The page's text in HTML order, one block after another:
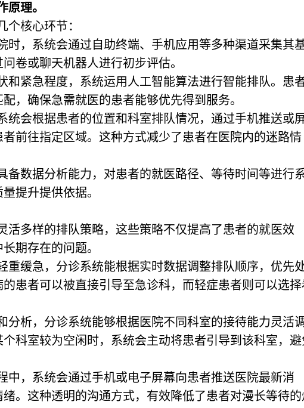
原理。
个核心环节：
时，系统会通过自助终端、手机应用等多种渠道采集其
卷或聊天机器人进行初步评估。
和紧急程度，系统运用人工智能算法进行智能排队。患
，确保急需就医的患者能够优先得到服务。
统会根据患者的位置和科室排队情况，通过手机推送或
前往指定区域。这种方式减少了患者在医院内的迷路情
备数据分析能力，对患者的就医路径、等待时间等进行
提升提供依据。
活多样的排队策略，这些策略不仅提高了患者的就医效
期存在的问题。
重缓急，分诊系统能根据实时数据调整排队顺序，优先
患者可以被直接引导至急诊科，而轻症患者则可以选择
分析，分诊系统能够根据医院不同科室的接待能力灵活
科室较为空闲时，系统会主动将患者引导到该科室，避
中，系统会通过手机或电子屏幕向患者推送医院最新消
。这种透明的沟通方式，有效降低了患者对漫长等待的